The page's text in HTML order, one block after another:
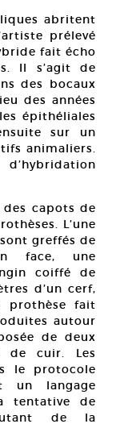
abritent
prélevé
fait écho
Il s’agit de
des bocaux
des années
épithéliales
sur un
animaliers.
capots de
L’une
greffés de
face, une
coiffé de
d’un cerf,
prothèse fait
autour
de deux
de cuir. Les
le protocole
un langage
tentative de
de la